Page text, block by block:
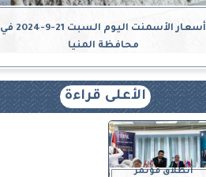
أسعار الأسمنت اليوم السبت 21-9-2024 في
محافظة المنيا
الأعلى قراءة
انطلاق مؤتمر